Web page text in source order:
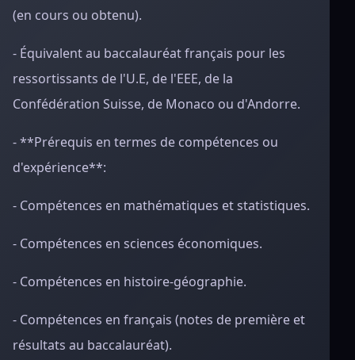
(en cours ou obtenu).
- Équivalent au baccalauréat français pour les
ressortissants de l'U.E, de l'EEE, de la
Confédération Suisse, de Monaco ou d'Andorre.
- **Prérequis en termes de compétences ou
d'expérience**:
- Compétences en mathématiques et statistiques.
- Compétences en sciences économiques.
- Compétences en histoire-géographie.
- Compétences en français (notes de première et
résultats au baccalauréat).